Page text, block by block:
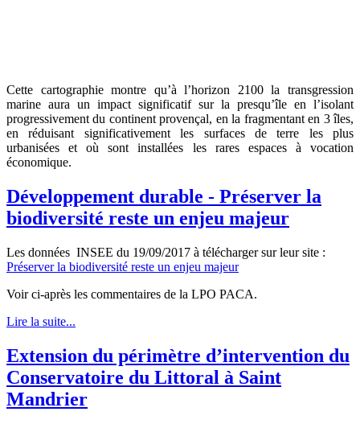
Cette cartographie montre qu’à l’horizon 2100 la transgression
marine aura un impact significatif sur la presqu’île en l’isolant
progressivement du continent provençal, en la fragmentant en 3 îles,
en réduisant significativement les surfaces de terre les plus
urbanisées et où sont installées les rares espaces à vocation
économique.
Développement durable - Préserver la
biodiversité reste un enjeu majeur
Les données INSEE du 19/09/2017 à télécharger sur leur site :
Préserver la biodiversité reste un enjeu majeur
Voir ci-après les commentaires de la LPO PACA.
Lire la suite...
Extension du périmètre d’intervention du
Conservatoire du Littoral à Saint
Mandrier